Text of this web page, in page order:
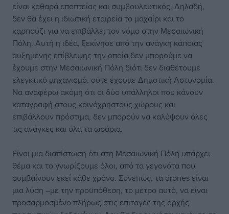
είναι καθαρά εποπτείας και συμβουλευτικός. Δηλαδή,
δεν θα έχει η ιδιωτική εταιρεία το μαχαίρι και το
καρπούζι για να επιβάλλει τον νόμο στην Μεσαιωνική
Πόλη. Αυτή η ιδέα, ξεκίνησε από την ανάγκη κάποιας
αυξημένης επίβλεψης την οποία δεν μπορούμε να
έχουμε στην Μεσαιωνική Πόλη διότι δεν διαθέτουμε
ελεγκτικό μηχανισμό, ούτε έχουμε Δημοτική Αστυνομία.
Να αναφέρω ακόμη ότι οι δύο υπάλληλοι που κάνουν
καταγραφή στους κοινόχρηστους χώρους και
επιβάλλουν πρόστιμα, δεν μπορούν να καλύψουν όλες
τις ανάγκες και όλα τα ωράρια.
Είναι μια διαπίστωση ότι στη Μεσαιωνική Πόλη υπάρχει
θέμα και το γνωρίζουμε όλοι, από τα γεγονότα που
συμβαίνουν εκεί κάθε χρόνο. Συνεπώς, τα drones είναι
μια λύση –με την προϋπόθεση, το μέτρο αυτό, να είναι
προσαρμοσμένο πλήρως στις επιταγές της αρχής